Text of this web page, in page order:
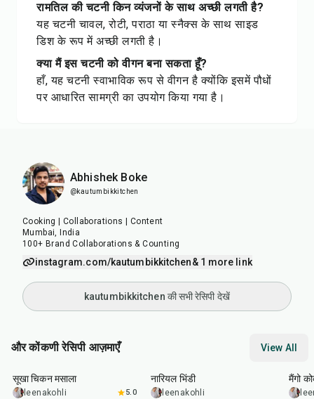
रामतिल की चटनी किन व्यंजनों के साथ अच्छी लगती है?
यह चटनी चावल, रोटी, पराठा या स्नैक्स के साथ साइड
डिश के रूप में अच्छी लगती है।
क्या मैं इस चटनी को वीगन बना सकता हूँ?
हाँ, यह चटनी स्वाभाविक रूप से वीगन है क्योंकि इसमें पौधों
पर आधारित सामग्री का उपयोग किया गया है।
Abhishek Boke
@kautumbikkitchen
Cooking | Collaborations | Content
Mumbai, India
100+ Brand Collaborations & Counting
instagram.com/kautumbikkitchen& 1 more link
kautumbikkitchen की सभी रेसिपी देखें
और कोंकणी रेसिपी आज़माएँ View All
45
सूखा चिकन मसाला
leenakohli 5.0
नारियल भिंडी
leenakohli
मैंगो